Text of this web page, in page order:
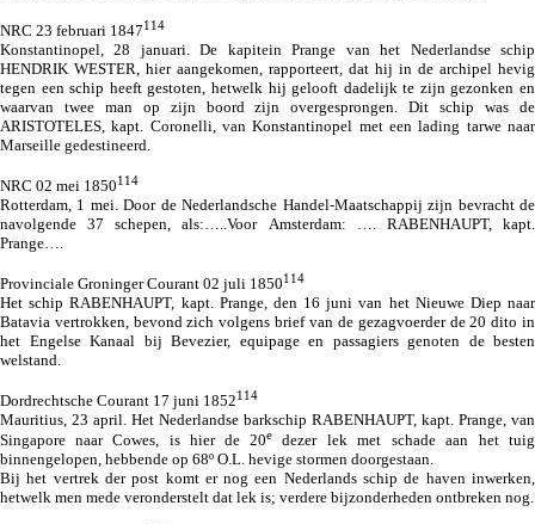
NRC 23 februari 1847114
Konstantinopel, 28 januari. De kapitein Prange van het Nederlandse schip
HENDRIK WESTER, hier aangekomen, rapporteert, dat hij in de archipel hevig
tegen een schip heeft gestoten, hetwelk hij gelooft dadelijk te zijn gezonken en
waarvan twee man op zijn boord zijn overgesprongen. Dit schip was de
ARISTOTELES, kapt. Coronelli, van Konstantinopel met een lading tarwe naar
Marseille gedestineerd.
NRC 02 mei 1850114
Rotterdam, 1 mei. Door de Nederlandsche Handel-Maatschappij zijn bevracht de
navolgende 37 schepen, als:…..Voor Amsterdam: …. RABENHAUPT, kapt.
Prange….
Provinciale Groninger Courant 02 juli 1850114
Het schip RABENHAUPT, kapt. Prange, den 16 juni van het Nieuwe Diep naar
Batavia vertrokken, bevond zich volgens brief van de gezagvoerder de 20 dito in
het Engelse Kanaal bij Bevezier, equipage en passagiers genoten de besten
welstand.
Dordrechtsche Courant 17 juni 1852114
Mauritius, 23 april. Het Nederlandse barkschip RABENHAUPT, kapt. Prange, van
Singapore naar Cowes, is hier de 20e
dezer lek met schade aan het tuig
binnengelopen, hebbende op 68º O.L. hevige stormen doorgestaan.
Bij het vertrek der post komt er nog een Nederlands schip de haven inwerken,
hetwelk men mede veronderstelt dat lek is; verdere bijzonderheden ontbreken nog.